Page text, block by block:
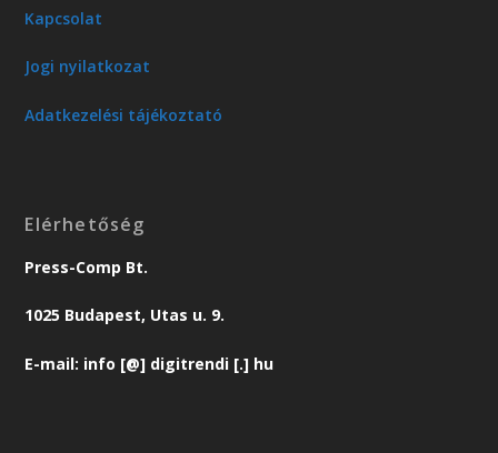
Kapcsolat
Jogi nyilatkozat
Adatkezelési tájékoztató
Elérhetőség
Press-Comp Bt.
1025 Budapest, Utas u. 9.
E-mail: info [@] digitrendi [.] hu